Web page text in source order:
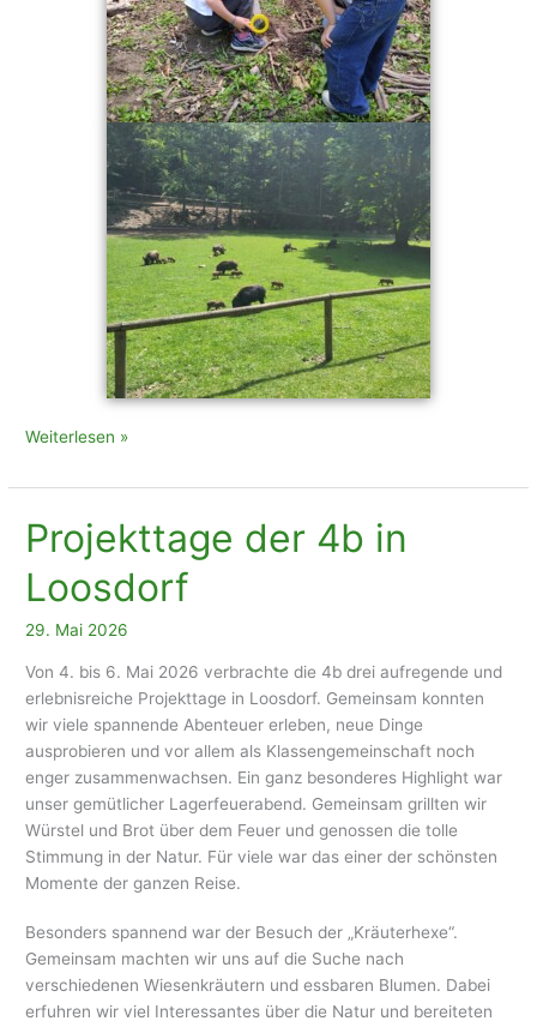
Atkionstag
Naturpark
Weiterlesen »
Projekttage der 4b in
Loosdorf
29. Mai 2026
Von 4. bis 6. Mai 2026 verbrachte die 4b drei aufregende und
erlebnisreiche Projekttage in Loosdorf. Gemeinsam konnten
wir viele spannende Abenteuer erleben, neue Dinge
ausprobieren und vor allem als Klassengemeinschaft noch
enger zusammenwachsen. Ein ganz besonderes Highlight war
unser gemütlicher Lagerfeuerabend. Gemeinsam grillten wir
Würstel und Brot über dem Feuer und genossen die tolle
Stimmung in der Natur. Für viele war das einer der schönsten
Momente der ganzen Reise.
Besonders spannend war der Besuch der „Kräuterhexe“.
Gemeinsam machten wir uns auf die Suche nach
verschiedenen Wiesenkräutern und essbaren Blumen. Dabei
erfuhren wir viel Interessantes über die Natur und bereiteten